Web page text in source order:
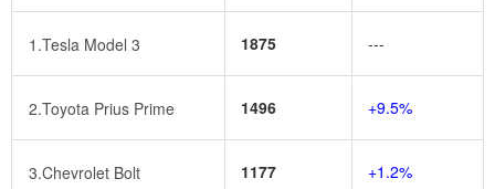
1.Tesla Model 3 1875 ---
2.Toyota Prius Prime 1496 +9.5%
3.Chevrolet Bolt 1177 +1.2%